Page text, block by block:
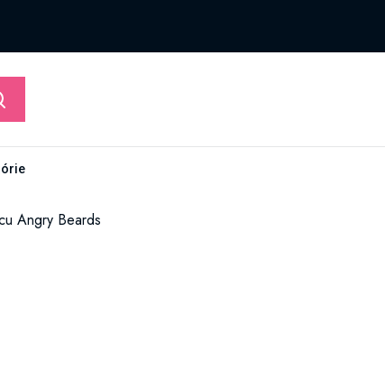
Angry Beards